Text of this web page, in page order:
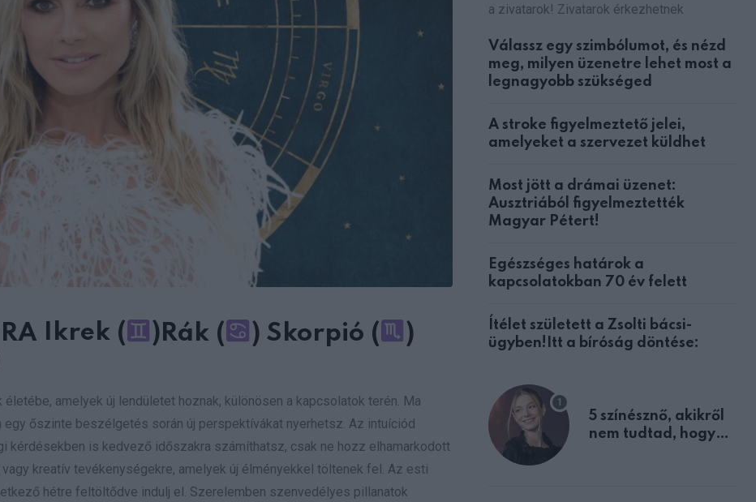
Ikrek ( ) Rák ( ) Skorpió (
)
amelyek új lendületet hoznak, különösen a kapcsolatok terén. Ma
őszinte beszélgetés során új perspektívákat nyerhetsz. Az intuíciód
kérdésekben is kedvező időszakra számíthatsz, csak ne hozz elhamarkodott
kreatív tevékenységekre, amelyek új élményekkel töltenek fel. Az esti
hétre feltöltődve indulj el. Szerelemben szenvedélyes pillanatok
a zivatarok! Zivatarok érkezhetnek
Válassz egy szimbólumot, és nézd
meg, milyen üzenetre lehet most a
legnagyobb szükséged
A stroke figyelmeztető jelei,
amelyeket a szervezet küldhet
Most jött a drámai üzenet:
Ausztriából figyelmeztették
Magyar Pétert!
Egészséges határok a
kapcsolatokban 70 év felett
Ítélet született a Zsolti bácsi-
ügyben!Itt a bíróság döntése:
5 színésznő, akikről
nem tudtad, hogy